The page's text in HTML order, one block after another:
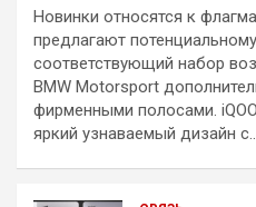
Новинки относятся к
предлагают
соответствующий набор
BMW Motorsport
фирменными полосами.
яркий узнаваемый дизайн с…